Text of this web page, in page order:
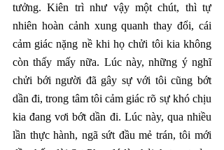
tưởng. Kiên trì như vậy một chút, thì tự
nhiên hoàn cảnh xung quanh thay đổi, cái
cảm giác nặng nề khi họ chửi tôi kia không
còn thấy mấy nữa. Lúc này, những ý nghĩ
chửi bới người đã gây sự với tôi cũng bớt
dần đi, trong tâm tôi cảm giác rõ sự khó chịu
kia đang vơi bớt dần đi. Lúc này, qua nhiều
lần thực hành, ngã sứt đầu mẻ trán, tôi mới